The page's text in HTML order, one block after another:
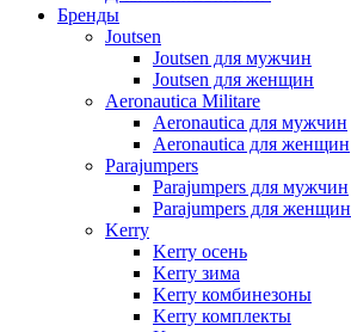
Бренды
Joutsen
Joutsen для мужчин
Joutsen для женщин
Aeronautica Militare
Aeronautica для мужчин
Aeronautica для женщин
Parajumpers
Parajumpers для мужчин
Parajumpers для женщин
Kerry
Kerry осень
Kerry зима
Kerry комбинезоны
Kerry комплекты